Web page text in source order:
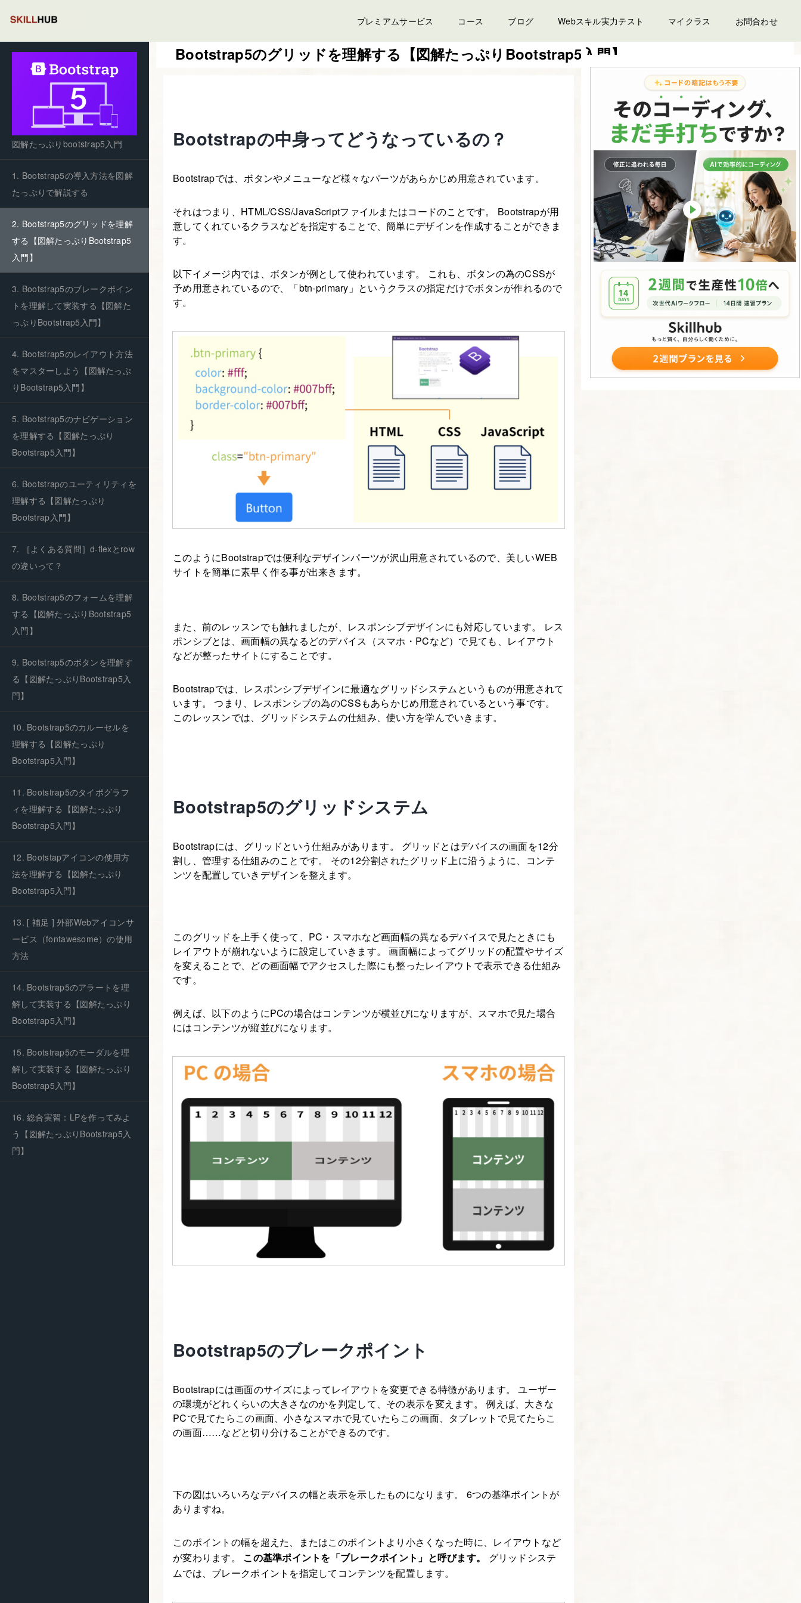
プレミアムサービス コース ブログ Webスキル実力テスト マイクラス お問合わせ
図解たっぷりbootstrap5入門
1. Bootstrap5の導入方法を図解
たっぷりで解説する
2. Bootstrap5のグリッドを理解
する【図解たっぷりBootstrap5
入門】
3. Bootstrap5のブレークポイン
トを理解して実装する【図解た
っぷりBootstrap5入門】
4. Bootstrap5のレイアウト方法
をマスターしよう【図解たっぷ
りBootstrap5入門】
5. Bootstrap5のナビゲーション
を理解する【図解たっぷり
Bootstrap5入門】
6. Bootstrapのユーティリティを
理解する【図解たっぷり
Bootstrap入門】
7. ［よくある質問］d-flexとrow
の違いって？
8. Bootstrap5のフォームを理解
する【図解たっぷりBootstrap5
入門】
9. Bootstrap5のボタンを理解す
る【図解たっぷりBootstrap5入
門】
10. Bootstrap5のカルーセルを
理解する【図解たっぷり
Bootstrap5入門】
11. Bootstrap5のタイポグラフ
ィを理解する【図解たっぷり
Bootstrap5入門】
12. Bootstapアイコンの使用方
法を理解する【図解たっぷり
Bootstrap5入門】
13. [ 補足 ] 外部Webアイコンサ
ービス（fontawesome）の使用
方法
14. Bootstrap5のアラートを理
解して実装する【図解たっぷり
Bootstrap5入門】
15. Bootstrap5のモーダルを理
解して実装する【図解たっぷり
Bootstrap5入門】
16. 総合実習：LPを作ってみよ
う【図解たっぷりBootstrap5入
門】
Bootstrap5のグリッドを理解する【図解たっぷりBootstrap5入門】
Bootstrapの中身ってどうなっているの？
Bootstrapでは、ボタンやメニューなど様々なパーツがあらかじめ用意されています。
それはつまり、HTML/CSS/JavaScriptファイルまたはコードのことです。 Bootstrapが用
意してくれているクラスなどを指定することで、簡単にデザインを作成することができま
す。
以下イメージ内では、ボタンが例として使われています。 これも、ボタンの為のCSSが
予め用意されているので、「btn-primary」というクラスの指定だけでボタンが作れるので
す。
このようにBootstrapでは便利なデザインパーツが沢山用意されているので、美しいWEB
サイトを簡単に素早く作る事が出来きます。
また、前のレッスンでも触れましたが、レスポンシブデザインにも対応しています。 レス
ポンシブとは、画面幅の異なるどのデバイス（スマホ・PCなど）で見ても、レイアウト
などが整ったサイトにすることです。
Bootstrapでは、レスポンシブデザインに最適なグリッドシステムというものが用意されて
います。 つまり、レスポンシブの為のCSSもあらかじめ用意されているという事です。
このレッスンでは、グリッドシステムの仕組み、使い方を学んでいきます。
Bootstrap5のグリッドシステム
Bootstrapには、グリッドという仕組みがあります。 グリッドとはデバイスの画面を12分
割し、管理する仕組みのことです。 その12分割されたグリッド上に沿うように、コンテ
ンツを配置していきデザインを整えます。
このグリッドを上手く使って、PC・スマホなど画面幅の異なるデバイスで見たときにも
レイアウトが崩れないように設定していきます。 画面幅によってグリッドの配置やサイズ
を変えることで、どの画面幅でアクセスした際にも整ったレイアウトで表示できる仕組み
です。
例えば、以下のようにPCの場合はコンテンツが横並びになりますが、スマホで見た場合
にはコンテンツが縦並びになります。
Bootstrap5のブレークポイント
Bootstrapには画面のサイズによってレイアウトを変更できる特徴があります。 ユーザー
の環境がどれくらいの大きさなのかを判定して、その表示を変えます。 例えば、大きな
PCで見てたらこの画面、小さなスマホで見ていたらこの画面、タブレットで見てたらこ
の画面……などと切り分けることができるのです。
下の図はいろいろなデバイスの幅と表示を示したものになります。 6つの基準ポイントが
ありますね。
このポイントの幅を超えた、またはこのポイントより小さくなった時に、レイアウトなど
が変わります。 この基準ポイントを「ブレークポイント」と呼びます。
グリッドシステ
ムでは、ブレークポイントを指定してコンテンツを配置します。